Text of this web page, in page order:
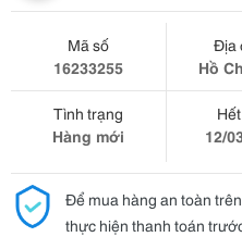
Mã số
16233255
Địa
Hồ
Tình trạng
Hàng mới
12/
Để mua hàng an toàn
thực hiện thanh toán